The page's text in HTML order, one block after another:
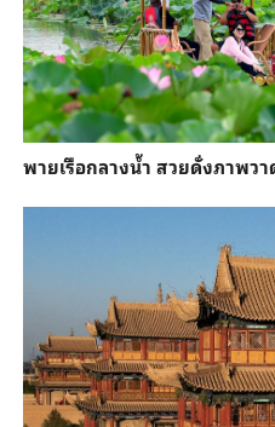
พายเรือกลางน้ำ สวยดั่งภาพวา